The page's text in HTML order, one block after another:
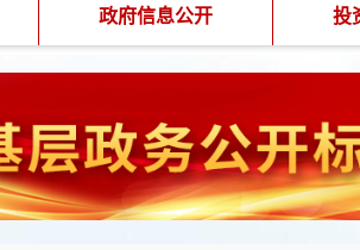
政府信息公开 投